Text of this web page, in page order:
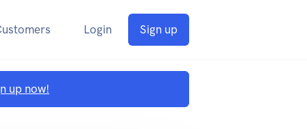
Login Sign up
up now!